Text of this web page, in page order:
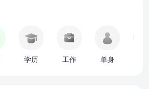
学历 工作 单身